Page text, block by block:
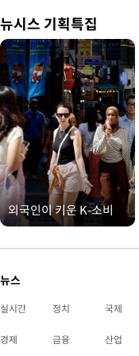
뉴시스 기획특집
외국인이 키운 K-소비
뉴스
실시간 정치 국제
경제 금융 산업